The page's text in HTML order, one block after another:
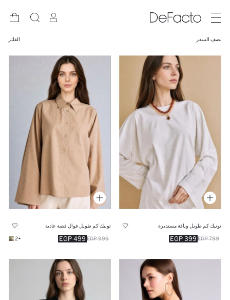
نصف السعر الفلتر
تونيك كم طويل وياقة مستديرة
399 EGP 799 EGP
تونيك كم طويل فوال قصة عادية
499 EGP 999 EGP
+2